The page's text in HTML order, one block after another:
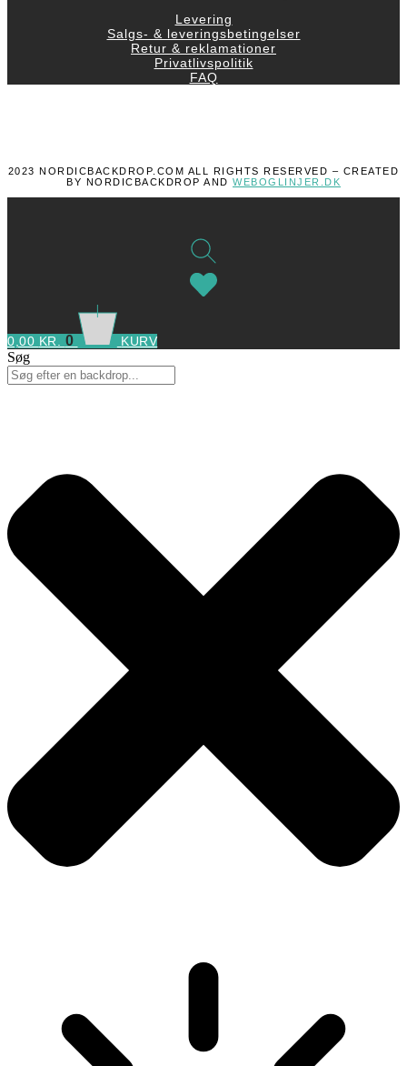
Levering
Salgs- & leveringsbetingelser
Retur & reklamationer
Privatlivspolitik
FAQ
2023 NORDICBACKDROP.COM ALL RIGHTS RESERVED – CREATED
BY NORDICBACKDROP AND WEBOGLINJER.DK
0,00 KR. 0 KURV
Søg